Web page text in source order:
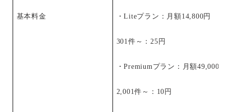
基本料金 ・Liteプラン：月額14,800円
301件～：25円
・Premiumプラン：月額49,000
2,001件～：10円